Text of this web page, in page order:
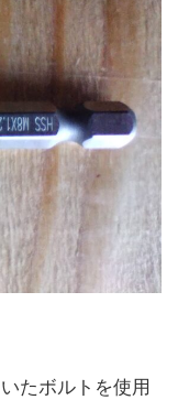
たボルトを使用